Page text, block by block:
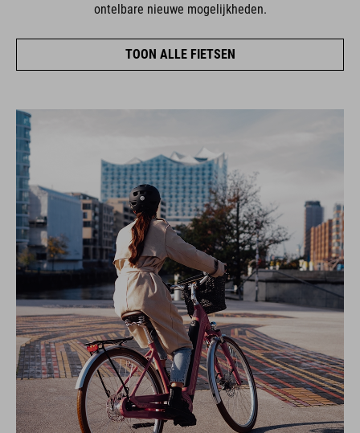
ontelbare nieuwe mogelijkheden.
TOON ALLE FIETSEN